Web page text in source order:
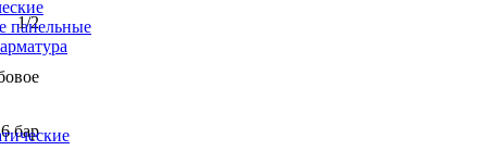
панельные
1/2
6 бар